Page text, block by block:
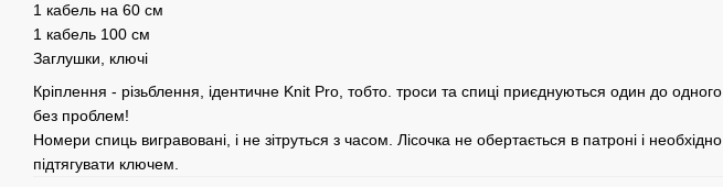
1 кабель на 60 см
1 кабель 100 см
Заглушки, ключі
Кріплення - різьблення, ідентичне Knit Pro, тобто. троси та спиці приєднуються один до одного
без проблем!
Номери спиць вигравовані, і не зітруться з часом. Лісочка не обертається в патроні і необхідно
підтягувати ключем.